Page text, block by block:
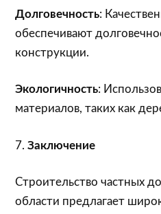
Долговечность:
обеспечивают
конструкции.
Экологичность:
материалов, таких как
7.Заключение
Строительство частных
области предлагает